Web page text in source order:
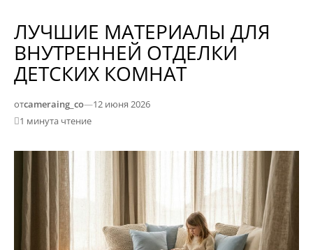
ЛУЧШИЕ МАТЕРИАЛЫ ДЛЯ
ВНУТРЕННЕЙ ОТДЕЛКИ
ДЕТСКИХ КОМНАТ
отcameraing_co—12 июня 2026
1 минута чтение